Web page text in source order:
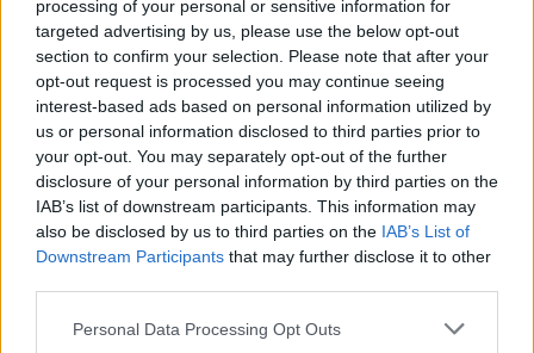
processing of your personal or sensitive information for
targeted advertising by us, please use the below opt-out
section to confirm your selection. Please note that after your
opt-out request is processed you may continue seeing
interest-based ads based on personal information utilized by
us or personal information disclosed to third parties prior to
your opt-out. You may separately opt-out of the further
disclosure of your personal information by third parties on the
IAB’s list of downstream participants. This information may
also be disclosed by us to third parties on the IAB’s List of
Downstream Participants that may further disclose it to other
Please note that this website/app uses one or more Google
Personal Data Processing Opt Outs
politiche anti-burnout può contribuire a trattenere i
talenti e a migliorare la qualità dei servizi veterinari
offerti ai cittadini.
In conclusione, il quadro che emerge dalla ricerca
non è solo un elenco di problemi, ma un invito
all’azione: per trasformare la frustrazione in
opportunità serve un impegno condiviso di
istituzioni formative, ordini professionali, datori di
lavoro e singoli professionisti. Solo così sarà
possibile valorizzare appieno il ruolo dei giovani